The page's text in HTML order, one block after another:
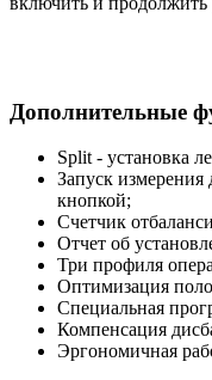
Дополнительные
Split - установка
Запуск измерения
кнопкой;
Счетчик
Отчет об
Три профиля
Оптимизация
Специальная
Компенсация
Эргономичная